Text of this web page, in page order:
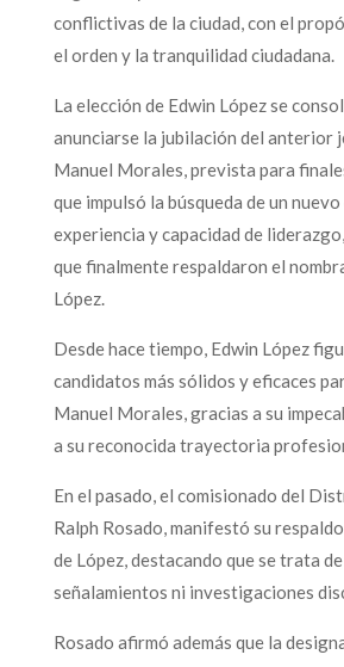
conflictivas de la ciudad, con el
el orden y la tranquilidad ciudadana.
La elección de Edwin López se
anunciarse la jubilación del anterior
Manuel Morales, prevista para
que impulsó la búsqueda de un
experiencia y capacidad de
que finalmente respaldaron el
López.
Desde hace tiempo, Edwin López
candidatos más sólidos y eficaces
Manuel Morales, gracias a su
a su reconocida trayectoria
En el pasado, el comisionado del
Ralph Rosado, manifestó su
de López, destacando que se trata
señalamientos ni investigaciones
Rosado afirmó además que la